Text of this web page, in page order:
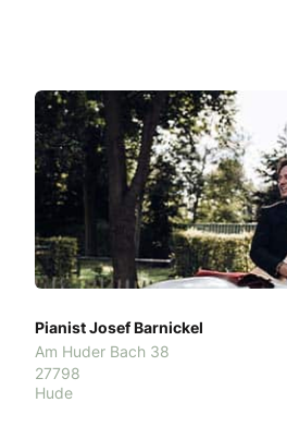
Pianist Josef Barnickel
Am Huder Bach 38
27798
Hude